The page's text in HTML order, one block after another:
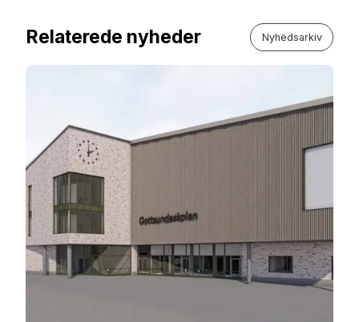
Relaterede nyheder Nyhedsarkiv